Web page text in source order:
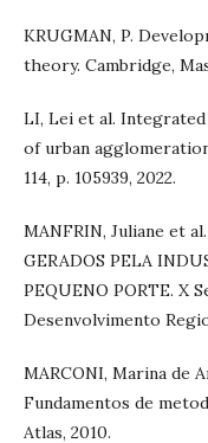
KRUGMAN, P.
theory. Cambridge,
LI, Lei et al.
of urban
114, p. 105939, 2022.
MANFRIN, Juliane et
GERADOS PELA
PEQUENO PORTE. X
Desenvolvimento
MARCONI, Marina de
Fundamentos de
Atlas, 2010.